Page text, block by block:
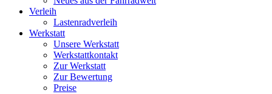
Verleih
Lastenradverleih
Werkstatt
Unsere Werkstatt
Werkstattkontakt
Zur Werkstatt
Zur Bewertung
Preise